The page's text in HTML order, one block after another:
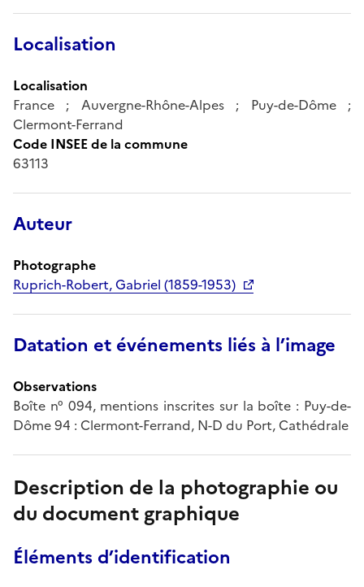
Localisation
Localisation
France ; Auvergne-Rhône-Alpes ; Puy-de-Dôme ;
Clermont-Ferrand
Code INSEE de la commune
63113
Auteur
Photographe
Ruprich-Robert, Gabriel (1859-1953)
Datation et événements liés à l’image
Observations
Boîte n° 094, mentions inscrites sur la boîte : Puy-de-
Dôme 94 : Clermont-Ferrand, N-D du Port, Cathédrale
Description de la photographie ou
du document graphique
Éléments d’identification